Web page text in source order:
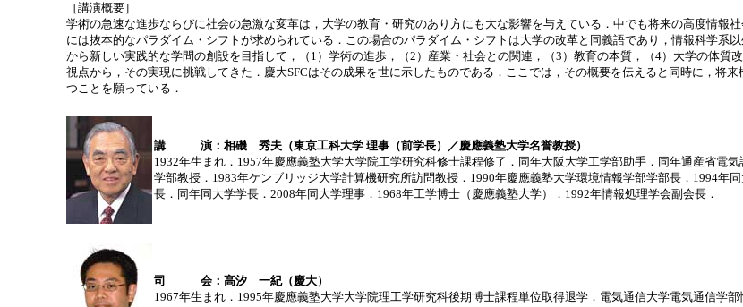
［講演概要］
学術の急速な進歩ならびに社会の急激な変革は，大学の教育・研究のあり方にも大な影響を与えている．中でも将来の高度情報
には抜本的なパラダイム・シフトが求められている．この場合のパラダイム・シフトは大学の改革と同義語であり，情報科学系
から新しい実践的な学問の創設を目指して，（1）学術の進歩，（2）産業・社会との関連，（3）教育の本質，（4）大学の体
視点から，その実現に挑戦してきた．慶大SFCはその成果を世に示したものである．ここでは，その概要を伝えると同時に，将
つことを願っている．
講 演：相磯 秀夫（東京工科大学 理事（前学長）／慶應義塾大学名誉教授）
1932年生まれ．1957年慶應義塾大学大学院工学研究科修士課程修了．同年大阪大学工学部助手．同年通産省電
学部教授．1983年ケンブリッジ大学計算機研究所訪問教授．1990年慶應義塾大学環境情報学部学部長．1994年
長．同年同大学学長．2008年同大学理事．1968年工学博士（慶應義塾大学）．1992年情報処理学会副会長．
司 会：高汐 一紀（慶大）
1967年生まれ．1995年慶應義塾大学大学院理工学研究科後期博士課程単位取得退学．電気通信大学電気通信学